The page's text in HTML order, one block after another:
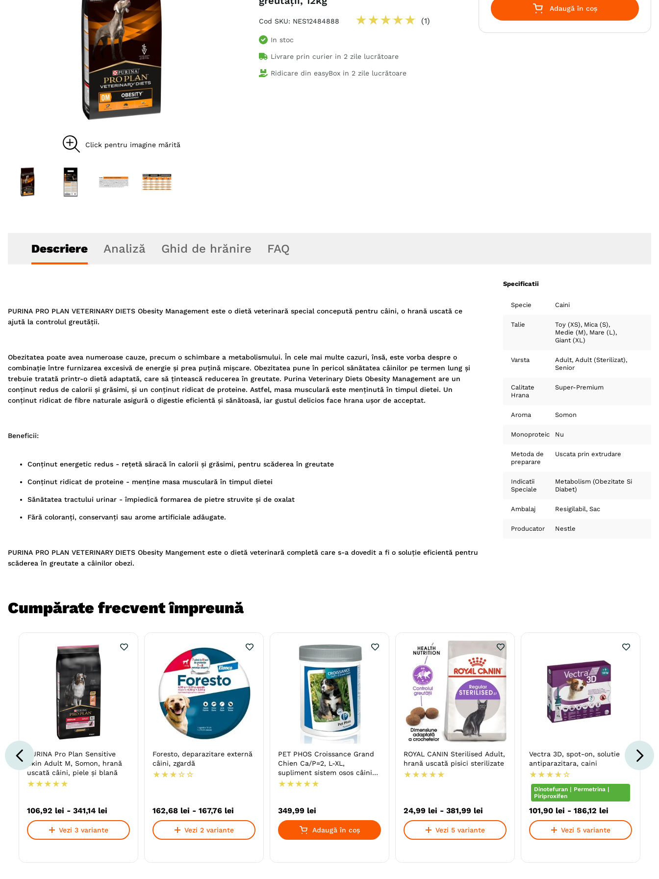
8. acana
9. recompense caini
brit caini
Cod SKU: NES12484888 ★★★★★ (1)
In stoc
Livrare prin curier in 2 zile lucrătoare
Ridicare din easyBox in 2 zile lucrătoare
Adaugă în coș
Descriere Analiză Ghid de hrănire FAQ
PURINA PRO PLAN VETERINARY DIETS Obesity Management este o dietă veterinară special concepută pentru câini, o hrană uscată ce
ajută la controlul greutății.
Obezitatea poate avea numeroase cauze, precum o schimbare a metabolismului. În cele mai multe cazuri, însă, este vorba despre o
combinație între furnizarea excesivă de energie și prea puțină mișcare. Obezitatea pune în pericol sănătatea câinilor pe termen lung și
trebuie tratată printr-o dietă adaptată, care să țintească reducerea în greutate. Purina Veterinary Diets Obesity Management are un
conținut redus de calorii și grăsimi, și un conținut ridicat de proteine. Astfel, masa musculară este menținută în timpul dietei. Un
conținut ridicat de fibre naturale asigură o digestie eficientă și sănătoasă, iar gustul delicios face hrana ușor de acceptat.
Beneficii:
Conținut energetic redus - rețetă săracă în calorii și grăsimi, pentru scăderea în greutate
Conținut ridicat de proteine - menține masa musculară în timpul dietei
Sănătatea tractului urinar - împiedică formarea de pietre struvite și de oxalat
Fără coloranți, conservanți sau arome artificiale adăugate.
PURINA PRO PLAN VETERINARY DIETS Obesity Mangement este o dietă veterinară completă care s-a dovedit a fi o soluție eficientă pentru
scăderea în greutate a câinilor obezi.
Specificatii
Specie Caini
Talie Toy (XS) Mica (S)
Medie (M) Mare (L)
Giant (XL)
Varsta Adult Adult (Sterilizat)
Senior
Calitate
Hrana
Super-Premium
Aroma Somon
Monoproteic Nu
Metoda de
preparare
Uscata prin extrudare
Indicatii
Speciale
Metabolism (Obezitate Si
Diabet)
Ambalaj Resigilabil Sac
Producator Nestle
Cumpărate frecvent împreună
PURINA Pro Plan Sensitive
Skin Adult M, Somon, hrană
uscată câini, piele și blană
★ ★ ★ ★ ★
106,92 lei - 341,14 lei
Vezi 3 variante
Foresto, deparazitare externă
câini, zgardă
★ ★ ★ ☆ ☆
162,68 lei - 167,76 lei
Vezi 2 variante
PET PHOS Croissance Grand
Chien Ca/P=2, L-XL,
supliment sistem osos câini
junior, flacon, 100
★ ★ ★ ★ ★
349,99 lei
Adaugă în coș
ROYAL CANIN Sterilised Adult,
hrană uscată pisici sterilizate
★ ★ ★ ★ ★
24,99 lei - 381,99 lei
Vezi 5 variante
Vectra 3D, spot-on, solutie
antiparazitara, caini
★ ★ ★ ★ ☆
Dinotefuran | Permetrina |
Piriproxifen
101,90 lei - 186,12 lei
Vezi 5 variante